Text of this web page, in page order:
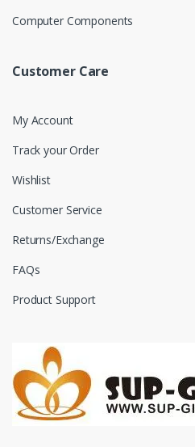
Computer Components
Customer Care
My Account
Track your Order
Wishlist
Customer Service
Returns/Exchange
FAQs
Product Support